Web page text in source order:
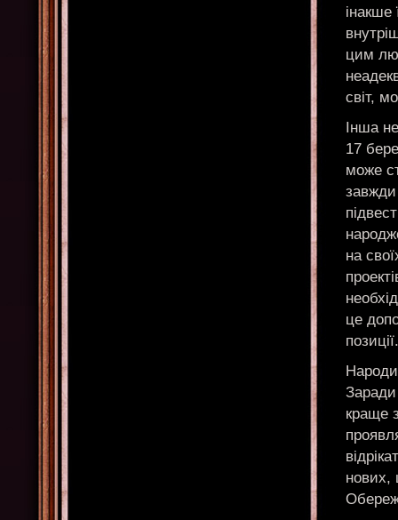
цим
світ,
Інша
17
може
завжди
на
це
позиції.
краще
нових,